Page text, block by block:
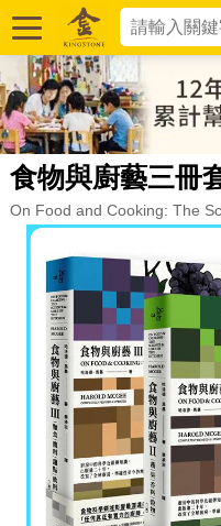
食物與廚藝三冊
On Food and Cooking: The